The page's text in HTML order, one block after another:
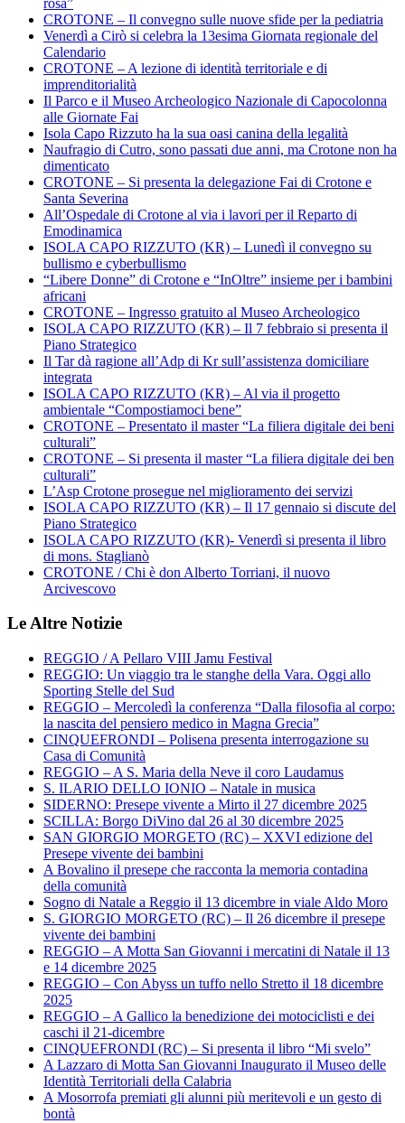
CROTONE – Il convegno sulle nuove sfide per la pediatria
Venerdì a Cirò si celebra la 13esima Giornata regionale del
Calendario
CROTONE – A lezione di identità territoriale e di
imprenditorialità
Il Parco e il Museo Archeologico Nazionale di Capocolonna
alle Giornate Fai
Isola Capo Rizzuto ha la sua oasi canina della legalità
Naufragio di Cutro, sono passati due anni, ma Crotone non ha
dimenticato
CROTONE – Si presenta la delegazione Fai di Crotone e
Santa Severina
All’Ospedale di Crotone al via i lavori per il Reparto di
Emodinamica
ISOLA CAPO RIZZUTO (KR) – Lunedì il convegno su
bullismo e cyberbullismo
“Libere Donne” di Crotone e “InOltre” insieme per i bambini
africani
CROTONE – Ingresso gratuito al Museo Archeologico
ISOLA CAPO RIZZUTO (KR) – Il 7 febbraio si presenta il
Piano Strategico
Il Tar dà ragione all’Adp di Kr sull’assistenza domiciliare
integrata
ISOLA CAPO RIZZUTO (KR) – Al via il progetto
ambientale “Compostiamoci bene”
CROTONE – Presentato il master “La filiera digitale dei beni
culturali”
CROTONE – Si presenta il master “La filiera digitale dei ben
culturali”
L’Asp Crotone prosegue nel miglioramento dei servizi
ISOLA CAPO RIZZUTO (KR) – Il 17 gennaio si discute del
Piano Strategico
ISOLA CAPO RIZZUTO (KR)- Venerdì si presenta il libro
di mons. Staglianò
CROTONE / Chi è don Alberto Torriani, il nuovo
Arcivescovo
Le Altre Notizie
REGGIO / A Pellaro VIII Jamu Festival
REGGIO: Un viaggio tra le stanghe della Vara. Oggi allo
Sporting Stelle del Sud
REGGIO – Mercoledì la conferenza “Dalla filosofia al corpo:
la nascita del pensiero medico in Magna Grecia”
CINQUEFRONDI – Polisena presenta interrogazione su
Casa di Comunità
REGGIO – A S. Maria della Neve il coro Laudamus
S. ILARIO DELLO IONIO – Natale in musica
SIDERNO: Presepe vivente a Mirto il 27 dicembre 2025
SCILLA: Borgo DiVino dal 26 al 30 dicembre 2025
SAN GIORGIO MORGETO (RC) – XXVI edizione del
Presepe vivente dei bambini
A Bovalino il presepe che racconta la memoria contadina
della comunità
Sogno di Natale a Reggio il 13 dicembre in viale Aldo Moro
S. GIORGIO MORGETO (RC) – Il 26 dicembre il presepe
vivente dei bambini
REGGIO – A Motta San Giovanni i mercatini di Natale il 13
e 14 dicembre 2025
REGGIO – Con Abyss un tuffo nello Stretto il 18 dicembre
2025
REGGIO – A Gallico la benedizione dei motociclisti e dei
caschi il 21-dicembre
CINQUEFRONDI (RC) – Si presenta il libro “Mi svelo”
A Lazzaro di Motta San Giovanni Inaugurato il Museo delle
Identità Territoriali della Calabria
A Mosorrofa premiati gli alunni più meritevoli e un gesto di
bontà